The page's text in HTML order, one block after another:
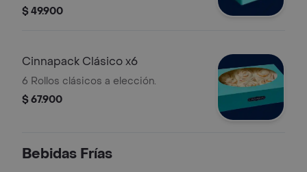
s.
$ 49.900
Cinnapack Clásico x6
6 Rollos clásicos a elección.
$ 67.900
Bebidas Frías